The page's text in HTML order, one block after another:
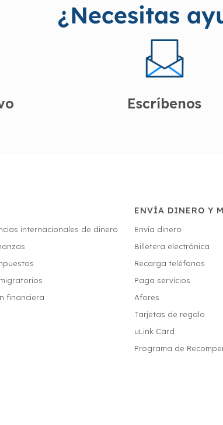
¿Necesitas
Escríbenos
internacionales de dinero
financiera
ENVÍA DINERO Y
Envía dinero
Billetera electrónica
Recarga teléfonos
Paga servicios
Afores
Tarjetas de regalo
uLink Card
Programa de